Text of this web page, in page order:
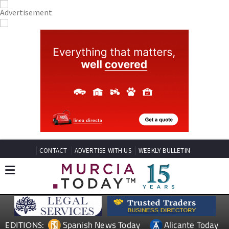
CONTACT ADVERTISE WITH US WEEKLY BULLETIN
EDITIONS: Spanish News Today Alicante Today